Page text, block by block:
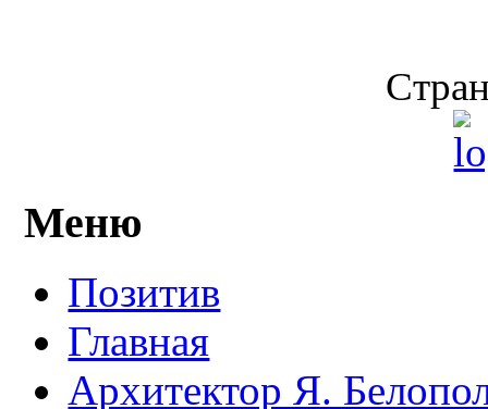
Меню
Позитив
Главная
Архитектор Я.